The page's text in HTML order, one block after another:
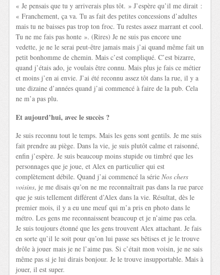
« Je pensais que tu y arriverais plus tôt. » J’espère qu’il me dirait :
« Franchement, ça va. Tu as fait des petites concessions d’adultes
mais tu ne baisses pas trop ton froc. Tu restes assez marrant et cool.
Tu ne me fais pas honte ». (Rires) Je ne suis pas encore une
vedette, je ne le serai peut-être jamais mais j’ai quand même fait un
petit bonhomme de chemin. Mais c’est compliqué. C’est bizarre,
quand j’étais ado, je voulais être connu. Mais plus je fais ce métier
et moins j’en ai envie. J’ai été reconnu assez tôt dans la rue, il y a
une dizaine d’années quand j’ai commencé à faire de la pub. Cela
ne m’a pas plu.
Et aujourd’hui, avec le succès ?
Je suis reconnu tout le temps. Mais les gens sont gentils. Je me suis
fait prendre au piège. Dans la vie, je suis plutôt calme et raisonné,
enfin j’espère. Je suis beaucoup moins stupide ou timbré que les
personnages que je joue, et Alex en particulier qui est
complètement débile. Quand j’ai commencé la sérieNos chers
voisins, je me disais qu’on ne me reconnaîtrait pas dans la rue parce
que je suis tellement différent d’Alex dans la vie. Résultat, dès le
premier mois, il y a eu une meuf qui m’a pris en photo dans le
métro. Les gens me reconnaissent beaucoup et je n’aime pas cela.
Je suis toujours étonné que les gens trouvent Alex attachant. Je fais
en sorte qu’il le soit pour qu’on lui passe ses bêtises et je le trouve
drôle à jouer mais je ne l’aime pas. Si c’était mon voisin, je ne sais
même pas si je lui dirais bonjour. Je le trouve insupportable. Mais à
jouer, il est super.